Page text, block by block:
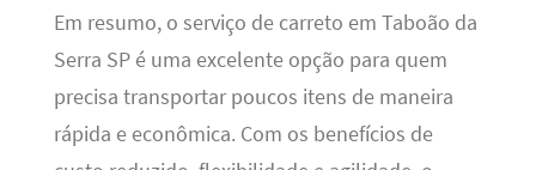
Em resumo, o serviço de carreto em Taboão da
Serra SP é uma excelente opção para quem
precisa transportar poucos itens de maneira
rápida e econômica. Com os benefícios de